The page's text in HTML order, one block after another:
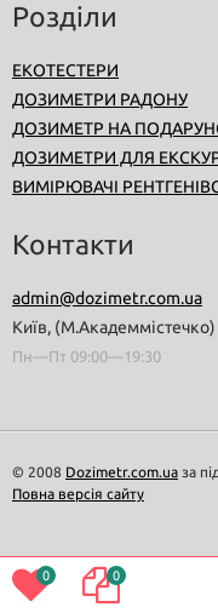
Розділи
ЕКОТЕСТЕРИ
ДОЗИМЕТРИ РАДОНУ
ДОЗИМЕТР НА
ДОЗИМЕТРИ ДЛЯ
ВИМІРЮВАЧІ
Контакти
admin@dozimetr.com.ua
Київ,
Пн—Пт 09:00—19:30
© 2008 Dozimetr.com.ua за
Повна версія сайту
0 0